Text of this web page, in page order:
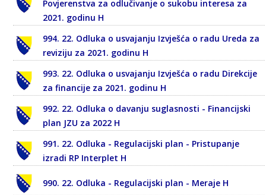
Povjerenstva za odlučivanje o sukobu interesa za
2021. godinu H
994. 22. Odluka o usvajanju Izvješća o radu Ureda za
reviziju za 2021. godinu H
993. 22. Odluka o usvajanju Izvješća o radu Direkcije
za financije za 2021. godinu H
992. 22. Odluka o davanju suglasnosti - Financijski
plan JZU za 2022 H
991. 22. Odluka - Regulacijski plan - Pristupanje
izradi RP Interplet H
990. 22. Odluka - Regulacijski plan - Meraje H